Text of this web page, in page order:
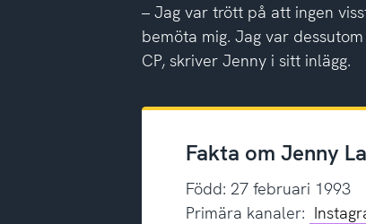
– Jag var trött på att ingen
bemöta mig. Jag var
CP, skriver Jenny i sitt inlägg.
Fakta om Jenny
Född: 27 februari 1993
Primära kanaler: